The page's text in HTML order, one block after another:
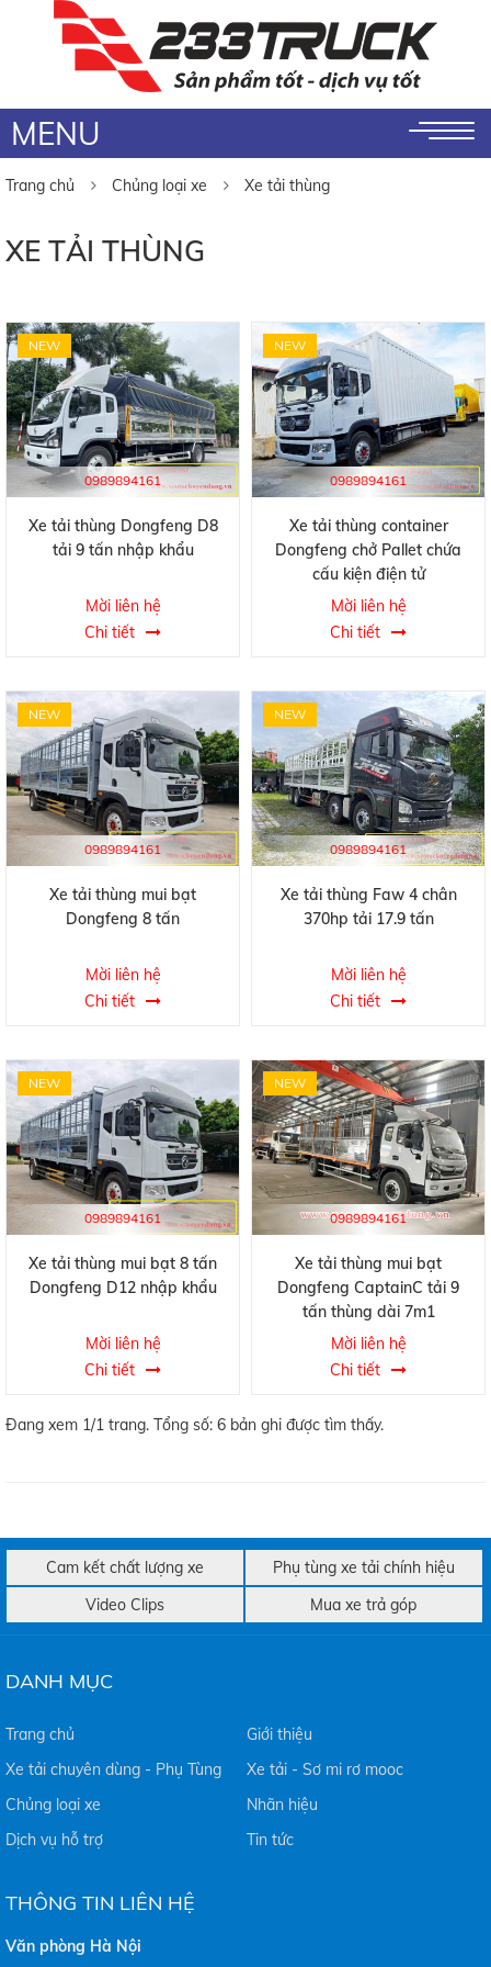
MENU
Trang chủ Chủng loại xe Xe tải thùng
XE TẢI THÙNG
0989894161
NEW
Xe tải thùng Dongfeng D8
tải 9 tấn nhập khẩu
Mời liên hệ
Chi tiết
0989894161
NEW
Xe tải thùng container
Dongfeng chở Pallet chứa
cấu kiện điện tử
Mời liên hệ
Chi tiết
0989894161
NEW
Xe tải thùng mui bạt
Dongfeng 8 tấn
Mời liên hệ
Chi tiết
0989894161
NEW
Xe tải thùng Faw 4 chân
370hp tải 17.9 tấn
Mời liên hệ
Chi tiết
0989894161
NEW
Xe tải thùng mui bạt 8 tấn
Dongfeng D12 nhập khẩu
Mời liên hệ
Chi tiết
0989894161
NEW
Xe tải thùng mui bạt
Dongfeng CaptainC tải 9
tấn thùng dài 7m1
Mời liên hệ
Chi tiết
Đang xem 1/1 trang. Tổng số: 6 bản ghi được tìm thấy.
Cam kết chất lượng xe
Phụ tùng xe tải chính hiệu
Video Clips
Mua xe trả góp
DANH MỤC
Trang chủ
Giới thiệu
Xe tải chuyên dùng - Phụ Tùng
Xe tải - Sơ mi rơ mooc
Chủng loại xe
Nhãn hiệu
Dịch vụ hỗ trợ
Tin tức
THÔNG TIN LIÊN HỆ
Văn phòng Hà Nội